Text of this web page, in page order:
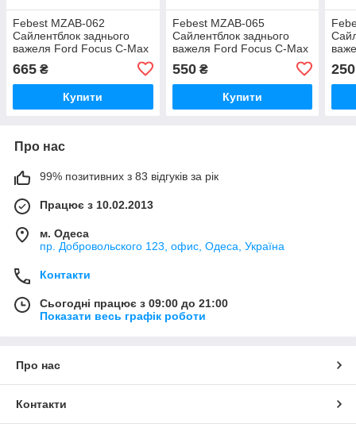
Febest MZAB-062
Сайлентблок заднього
важеля Ford Focus C-Max
665 ₴
Купити
Febest MZAB-065
Сайлентблок заднього
важеля Ford Focus C-Max
550₴
Купити
250
Про нас
99% позитивних з 83 відгуків за рік
Працює з 10.02.2013
м. Одеса
пр. Добровольского 123, офис, Одеса, Україна
Контакти
Сьогодні працює з 09:00 до 21:00
Показати весь графік роботи
Про нас
Контакти